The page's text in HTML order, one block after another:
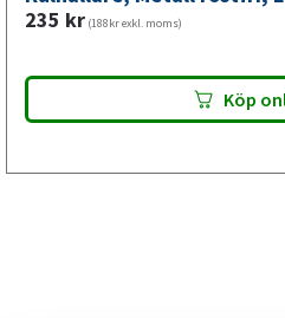
mm,
mängd
235 kr (188kr exkl. moms)
Köp